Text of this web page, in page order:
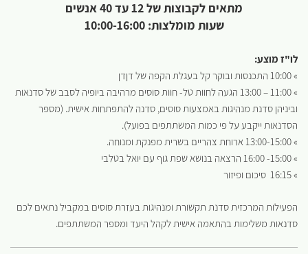
מתאים לקבוצות של 12 עד 40 אנשים
שעות מומלצות: 10:00-16:00
לו"ז מוצע:
» 10:00 התכנסות ובוקר קל בעגלת הקפה של דןדן
» 11:00 – 13:00 הגעה לחוות טל- חוות סוסים מרהיבה ביופיה לסבב של סדנאות
וביניהן סדנת מנהיגות באמצעות סוסים, סדנה להתפתחות אישית. (מספר
הסדנאות ייקבע על פי כמות המשתתפים בפועל).
» 13:00-15:00 ארוחת צהריים בשרית מפנקת ומנוחה.
» 15:00- 16:00 הרצאה בנושא שפת גוף עם יואל בטלבי
» 16:15 סיכום ופיזור
הפעילות המרכזית סדנת תקשורת ומנהיגות בעזרת סוסים במקביל נתאים לכם
סדנאות משלימות בהתאמה אישית לקהל היעד ומספר המשתתפים.